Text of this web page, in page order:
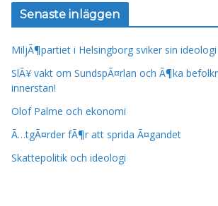
Senaste inläggen
MiljÃ¶partiet i Helsingborg sviker sin ideologi
SlÃ¥ vakt om SundspÃ¤rlan och Ã¶ka
innerstan!
Olof Palme och ekonomi
Ã…tgÃ¤rder fÃ¶r att sprida Ã¤gandet
Skattepolitik och ideologi